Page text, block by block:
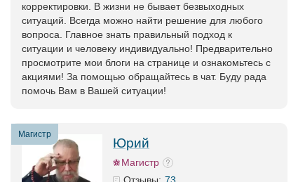
корректировки. В жизни не бывает безвыходных
ситуаций. Всегда можно найти решение для любого
вопроса. Главное знать правильный подход к
ситуации и человеку индивидуально! Предварительно
просмотрите мои блоги на странице и ознакомьтесь с
акциями! За помощью обращайтесь в чат. Буду рада
помочь Вам в Вашей ситуации!
Магистр
Юрий
Магистр
73